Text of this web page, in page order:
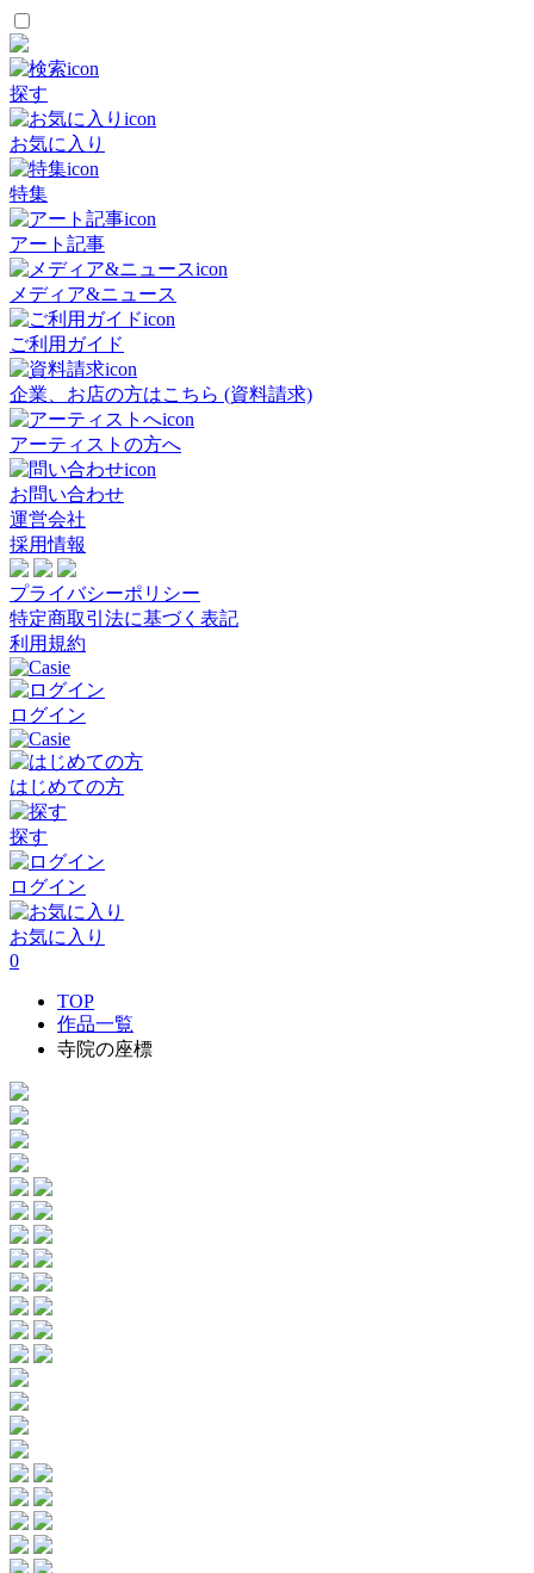
探す
お気に入り
特集
アート記事
メディア&ニュース
ご利用ガイド
企業、お店の方はこちら (資料請求)
アーティストの方へ
お問い合わせ
運営会社
採用情報
プライバシーポリシー
特定商取引法に基づく表記
利用規約
ログイン
はじめての方
探す
ログイン
お気に入り
0
TOP
作品一覧
寺院の座標